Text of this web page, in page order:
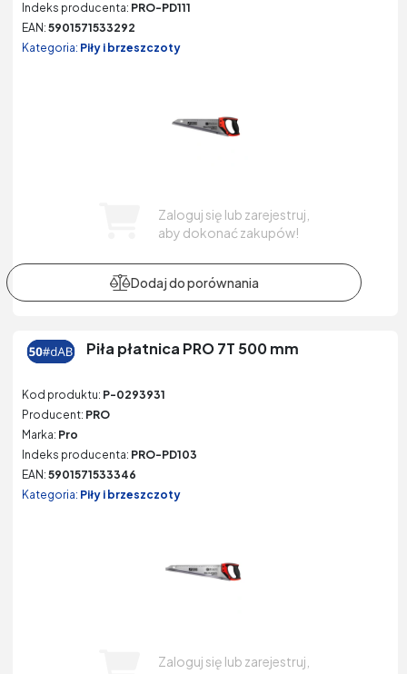
Indeks producenta: PRO-PD111
EAN: 5901571533292
Kategoria: Piły i brzeszczoty
Zaloguj się lub zarejestruj,
aby dokonać zakupów!
Piła płatnica PRO 7T 500 mm
Kod produktu: P-0293931
Producent: PRO
Marka: Pro
Indeks producenta: PRO-PD103
EAN: 5901571533346
Kategoria: Piły i brzeszczoty
Zaloguj się lub zarejestruj,